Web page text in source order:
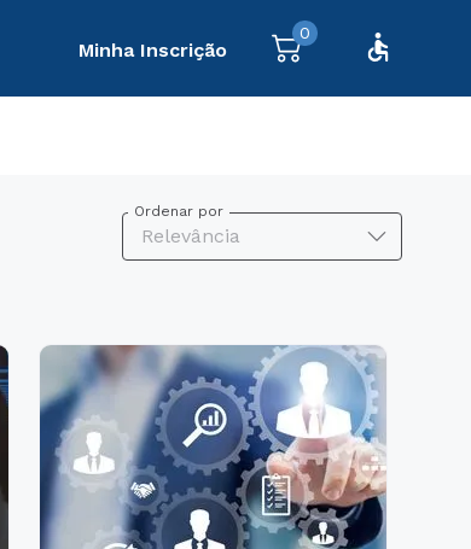
Minha Inscrição
0
Ordenar por
Relevância